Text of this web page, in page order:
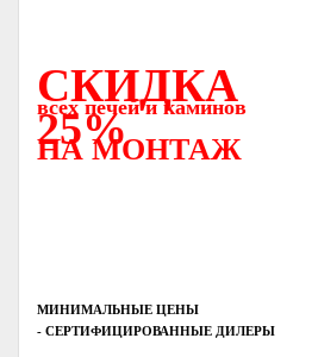
СКИДКА
всех печей и каминов
25%
НА МОНТАЖ
МИНИМАЛЬНЫЕ ЦЕНЫ
- СЕРТИФИЦИРОВАННЫЕ ДИЛЕРЫ